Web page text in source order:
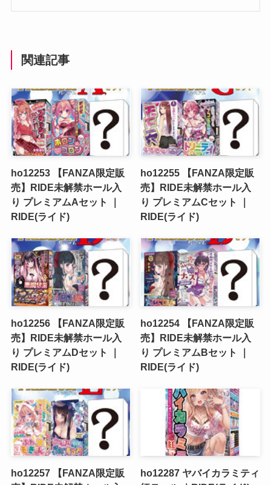
関連記事
ho12253 【FANZA限定販
売】RIDE未解禁ホール入
り プレミアムAセット ｜
RIDE(ライド)
ho12255 【FANZA限定販
売】RIDE未解禁ホール入
り プレミアムCセット ｜
RIDE(ライド)
ho12256 【FANZA限定販
売】RIDE未解禁ホール入
り プレミアムDセット ｜
RIDE(ライド)
ho12254 【FANZA限定販
売】RIDE未解禁ホール入
り プレミアムBセット ｜
RIDE(ライド)
ho12257 【FANZA限定販
ho12287 ヤバイカラミティ